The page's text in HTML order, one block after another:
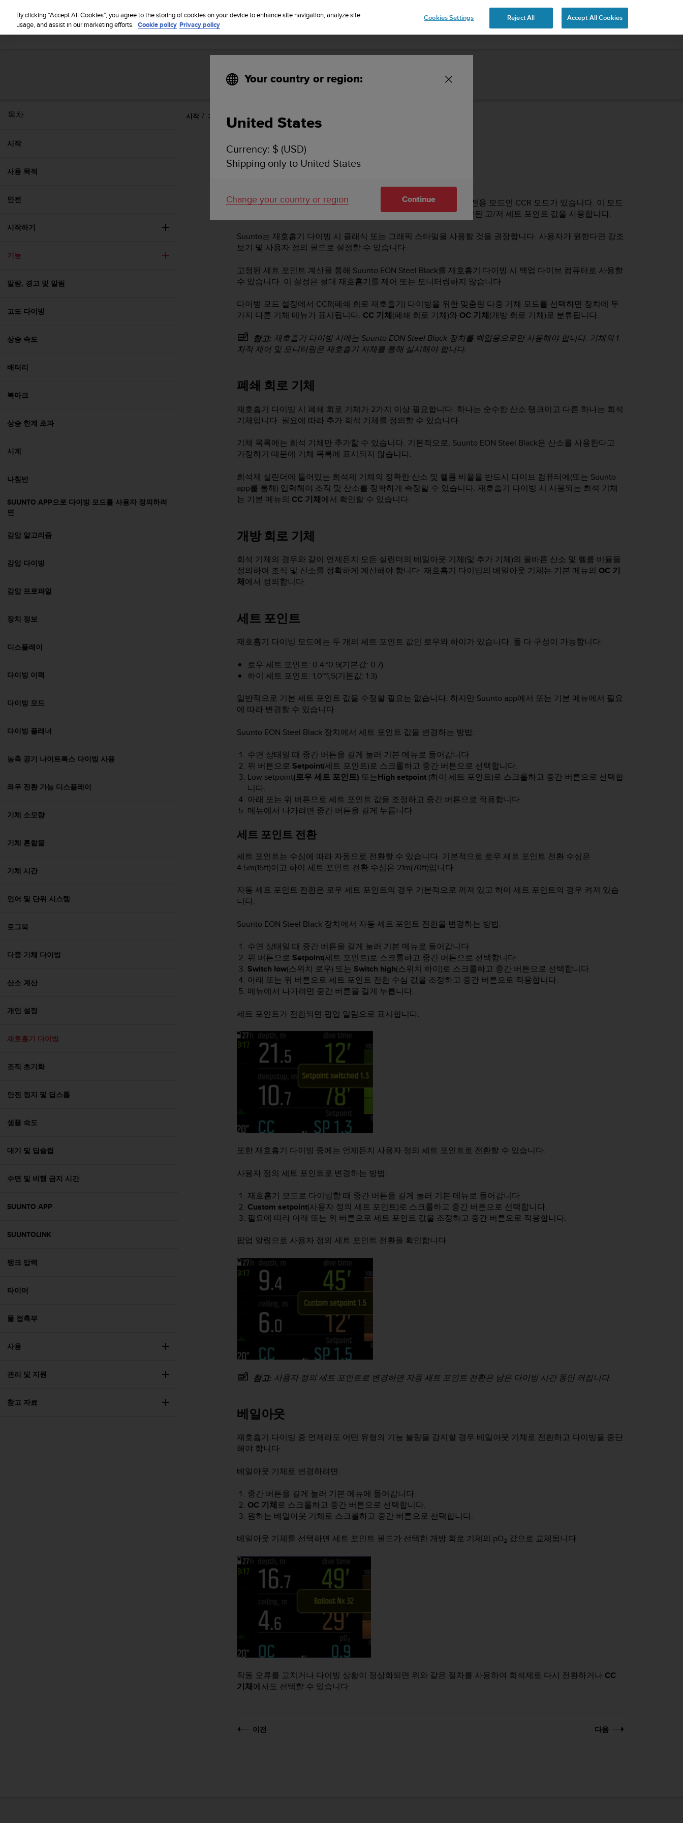
SUUNTO EON STEEL BLACK 사용 설명서 3.0
목차
시작
사용 목적
안전
시작하기
기능
알람, 경고 및 알림
고도 다이빙
상승 속도
배터리
북마크
상승 한계 초과
시계
나침반
SUUNTO APP으로 다이빙 모드를 사용자 정의하려
면
감압 알고리즘
감압 다이빙
감압 프로파일
장치 정보
디스플레이
다이빙 이력
다이빙 모드
다이빙 플래너
농축 공기 나이트록스 다이빙 사용
좌우 전환 가능 디스플레이
기체 소모량
기체 혼합물
기체 시간
언어 및 단위 시스템
로그북
다중 기체 다이빙
산소 계산
개인 설정
재호흡기 다이빙
조직 초기화
안전 정지 및 딥스톱
샘플 속도
대기 및 딥슬립
수면 및 비행 금지 시간
SUUNTO APP
SUUNTOLINK
탱크 압력
타이머
물 접촉부
사용
관리 및 지원
참고 자료
시작 기능 재호흡기 다이빙
기본적으로Suunto EON Steel Black
에는 하나의 재호흡기 다이빙 전용 모드인 CCR 모드가 있습니다. 이 모드
는 다이브 컴퓨터에서 또는 Suunto app을 통해 수정할 수 있는 고정된 고/저 세트 포인트 값을 사용합니다.
Suunto는 재호흡기 다이빙 시 클래식 또는 그래픽 스타일을 사용할 것을 권장합니다. 사용자가 원한다면 강조
보기 및 사용자 정의 필드로 설정할 수 있습니다.
고정된 세트 포인트 계산을 통해 Suunto EON Steel Black를 재호흡기 다이빙 시 백업 다이브 컴퓨터로 사용할
수 있습니다. 이 설정은 절대 재호흡기를 제어 또는 모니터링하지 않습니다.
다이빙 모드 설정에서 CCR(폐쇄 회로 재호흡기) 다이빙을 위한 맞춤형 다중 기체 모드를 선택하면 장치에 두
가지 다른 기체 메뉴가 표시됩니다. CC 기체(폐쇄 회로 기체)와 OC 기체(개방 회로 기체)로 분류됩니다.
참고: 재호흡기 다이빙 시에는 Suunto EON Steel Black 장치를 백업용으로만 사용해야 합니다. 기체의 1
차적 제어 및 모니터링은 재호흡기 자체를 통해 실시해야 합니다.
폐쇄 회로 기체
재호흡기 다이빙 시 폐쇄 회로 기체가 2가지 이상 필요합니다. 하나는 순수한 산소 탱크이고 다른 하나는 희석
기체입니다. 필요에 따라 추가 희석 기체를 정의할 수 있습니다.
기체 목록에는 희석 기체만 추가할 수 있습니다. 기본적으로, Suunto EON Steel Black은 산소를 사용한다고
가정하기 때문에 기체 목록에 표시되지 않습니다.
희석제 실린더에 들어있는 희석제 기체의 정확한 산소 및 헬륨 비율을 반드시 다이브 컴퓨터에(또는 Suunto
app를 통해) 입력해야 조직 및 산소를 정확하게 측정할 수 있습니다. 재호흡기 다이빙 시 사용되는 희석 기체
는 기본 메뉴의 CC 기체에서 확인할 수 있습니다.
개방 회로 기체
희석 기체의 경우와 같이 언제든지 모든 실린더의 베일아웃 기체(및 추가 기체)의 올바른 산소 및 헬륨 비율을
정의하여 조직 및 산소를 정확하게 계산해야 합니다. 재호흡기 다이빙의 베일아웃 기체는 기본 메뉴의 OC 기
체에서 정의합니다.
세트 포인트
재호흡기 다이빙 모드에는 두 개의 세트 포인트 값인 로우와 하이가 있습니다. 둘 다 구성이 가능합니다.
로우 세트 포인트: 0.4~0.9(기본값: 0.7)
하이 세트 포인트: 1,0~1,5(기본값: 1.3)
일반적으로 기본 세트 포인트 값을 수정할 필요는 없습니다. 하지만 Suunto app에서 또는 기본 메뉴에서 필요
에 따라 변경할 수 있습니다.
Suunto EON Steel Black 장치에서 세트 포인트 값을 변경하는 방법:
수면 상태일 때 중간 버튼을 길게 눌러 기본 메뉴로 들어갑니다.
위 버튼으로 Setpoint(세트 포인트)로 스크롤하고 중간 버튼으로 선택합니다.
Low setpoint(로우 세트 포인트) 또는High setpoint(하이 세트 포인트)로 스크롤하고 중간 버튼으로 선택합
니다.
아래 또는 위 버튼으로 세트 포인트 값을 조정하고 중간 버튼으로 적용합니다.
메뉴에서 나가려면 중간 버튼을 길게 누릅니다.
세트 포인트 전환
세트 포인트는 수심에 따라 자동으로 전환할 수 있습니다. 기본적으로 로우 세트 포인트 전환 수심은
4.5m(15ft)이고 하이 세트 포인트 전환 수심은 21m(70ft)입니다.
자동 세트 포인트 전환은 로우 세트 포인트의 경우 기본적으로 꺼져 있고 하이 세트 포인트의 경우 켜져 있습
니다.
Suunto EON Steel Black 장치에서 자동 세트 포인트 전환을 변경하는 방법:
수면 상태일 때 중간 버튼을 길게 눌러 기본 메뉴로 들어갑니다.
위 버튼으로 Setpoint(세트 포인트)로 스크롤하고 중간 버튼으로 선택합니다.
Switch low(스위치 로우) 또는 Switch high(스위치 하이)로 스크롤하고 중간 버튼으로 선택합니다.
아래 또는 위 버튼으로 세트 포인트 전환 수심 값을 조정하고 중간 버튼으로 적용합니다.
메뉴에서 나가려면 중간 버튼을 길게 누릅니다.
세트 포인트가 전환되면 팝업 알림으로 표시합니다.
또한 재호흡기 다이빙 중에는 언제든지 사용자 정의 세트 포인트로 전환할 수 있습니다.
사용자 정의 세트 포인트로 변경하는 방법:
재호흡기 모드로 다이빙할 때 중간 버튼을 길게 눌러 기본 메뉴로 들어갑니다.
Custom setpoint(사용자 정의 세트 포인트)로 스크롤하고 중간 버튼으로 선택합니다.
필요에 따라 아래 또는 위 버튼으로 세트 포인트 값을 조정하고 중간 버튼으로 적용합니다.
팝업 알림으로 사용자 정의 세트 포인트 전환을 확인합니다.
참고: 사용자 정의 세트 포인트로 변경하면 자동 세트 포인트 전환은 남은 다이빙 시간 동안 꺼집니다.
베일아웃
재호흡기 다이빙 중 언제라도 어떤 유형의 기능 불량을 감지할 경우 베일아웃 기체로 전환하고 다이빙을 중단
해야 합니다.
베일아웃 기체로 변경하려면:
중간 버튼을 길게 눌러 기본 메뉴에 들어갑니다.
OC 기체로 스크롤하고 중간 버튼으로 선택합니다.
원하는 베일아웃 기체로 스크롤하고 중간 버튼으로 선택합니다.
베일아웃 기체를 선택하면 세트 포인트 필드가 선택한 개방 회로 기체의 pO2 값으로 교체됩니다.
작동 오류를 고치거나 다이빙 상황이 정상화되면 위와 같은 절차를 사용하여 희석제로 다시 전환하거나 CC
기체에서도 선택할 수 있습니다.
이전 다음
Your country or region:
United States
Currency: $ (USD)
Shipping only to United States
Change your country or region Continue
By clicking “Accept All Cookies”, you agree to the storing of cookies on your device to enhance site navigation, analyze site
usage, and assist in our marketing efforts. Cookie policy Privacy policy
Cookies Settings Reject All Accept All Cookies